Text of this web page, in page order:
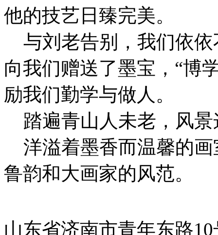
他的技艺日臻完美。
与刘老告别，我们依依
向我们赠送了墨宝，“博
励我们勤学与做人。
踏遍青山人未老，风景
洋溢着墨香而温馨的画
鲁韵和大画家的风范。
山东省济南市青年东路